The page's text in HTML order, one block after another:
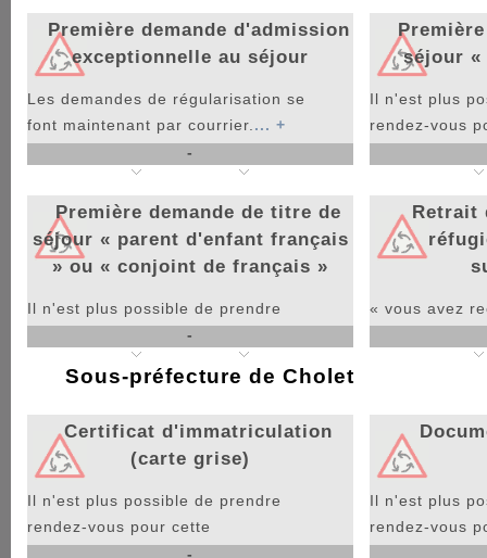
Première demande d'admission
exceptionnelle au séjour
Les demandes de régularisation se
font maintenant par courrier.... +
La procédure est inactive en ce moment.
-
séjour «
Il n'est plus
rendez-vous
La procédure
Première demande de titre de
séjour « parent d'enfant français
» ou « conjoint de français »
Il n'est plus possible de prendre
rendez-vous pour cette
... +
-
Retrait
« vous avez
Sous-préfecture de Cholet
Certificat d'immatriculation
(carte grise)
Il n'est plus possible de prendre
rendez-vous pour cette
-
Il n'est plus
rendez-vous